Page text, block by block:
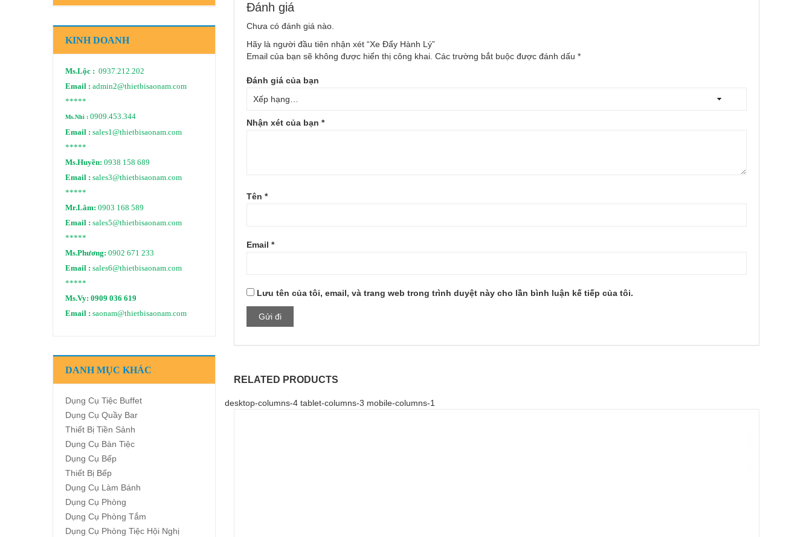
Đánh giá
Chưa có đánh giá nào.
Hãy là người đầu tiên nhận xét “Xe Đẩy Hành Lý”
Email của bạn sẽ không được hiển thị công khai. Các trường bắt buộc được đánh dấu *
Đánh giá của bạn
Nhận xét của bạn *
Tên *
Email *
Lưu tên của tôi, email, và trang web trong trình duyệt này cho lần bình luận kế tiếp của tôi.
RELATED PRODUCTS
desktop-columns-4 tablet-columns-3 mobile-columns-1
KINH DOANH
Ms.Lộc : 0937.212.202
Email : admin2@thietbisaonam.com
*****
Ms.Nhi : 0909.453.344
Email : sales1@thietbisaonam.com
*****
Ms.Huyền: 0938 158 689
Email : sales3@thietbisaonam.com
*****
Mr.Lâm: 0903 168 589
Email : sales5@thietbisaonam.com
*****
Ms.Phương: 0902 671 233
Email : sales6@thietbisaonam.com
*****
Ms.Vy: 0909 036 619
Email : saonam@thietbisaonam.com
DANH MỤC KHÁC
Dụng Cụ Tiệc Buffet
Dụng Cụ Quầy Bar
Thiết Bị Tiền Sảnh
Dụng Cụ Bàn Tiệc
Dụng Cụ Bếp
Thiết Bị Bếp
Dụng Cụ Làm Bánh
Dụng Cụ Phòng
Dụng Cụ Phòng Tắm
Dụng Cụ Phòng Tiệc Hội Nghị